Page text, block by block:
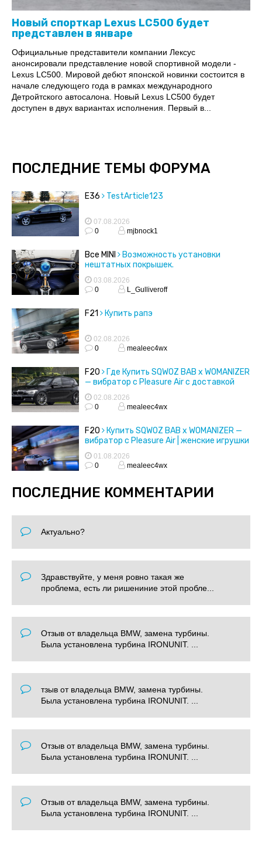
Новый спорткар Lexus LC500 будет
представлен в январе
Официальные представители компании Лексус
анонсировали представление новой спортивной модели -
Lexus LC500. Мировой дебют японской новинки состоится в
начале следующего года в рамках международного
Детройтского автосалона. Новый Lexus LC500 будет
доступен в двух вариантах исполнения. Первый в...
ПОСЛЕДНИЕ ТЕМЫ ФОРУМА
E36 TestArticle123
07.08.2026
0
mjbnock1
Все MINI
Возможность установки
нештатных покрышек.
03.08.2026
0
L_Gulliveroff
F21 Купить рапэ
02.08.2026
0
mealeec4wx
F20
Где Купить SQWOZ BAB x WOMANIZER
— вибратор с Pleasure Air с доставкой
02.08.2026
0
mealeec4wx
F20
Купить SQWOZ BAB x WOMANIZER —
вибратор с Pleasure Air | женские игрушки
01.08.2026
0
mealeec4wx
ПОСЛЕДНИЕ КОММЕНТАРИИ
Актуально?
Здравствуйте, у меня ровно такая же
проблема, есть ли ришениние этой пробле...
Отзыв от владельца BMW, замена турбины.
Была установлена турбина IRONUNIT. ...
тзыв от владельца BMW, замена турбины.
Была установлена турбина IRONUNIT. ...
Отзыв от владельца BMW, замена турбины.
Была установлена турбина IRONUNIT. ...
Отзыв от владельца BMW, замена турбины.
Была установлена турбина IRONUNIT. ...